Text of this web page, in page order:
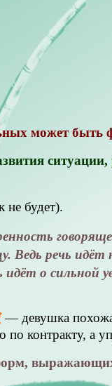
может
не будет).
Ведь речь
о сильной
— девушка похожа
контракту, а